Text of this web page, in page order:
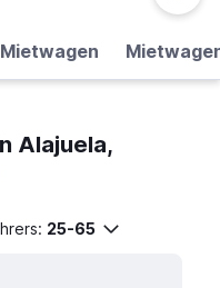
Alajuela,
25-65